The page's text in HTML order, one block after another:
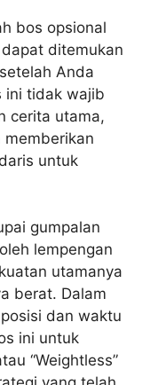
bos opsional
dapat ditemukan
setelah Anda
ini tidak wajib
cerita utama,
memberikan
untuk
gumpalan
lempengan
utamanya
berat. Dalam
dan waktu
ini untuk
“Weightless”